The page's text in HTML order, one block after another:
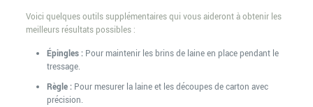
Voici quelques outils supplémentaires qui vous aideront à obtenir les
meilleurs résultats possibles :
Épingles :Pour maintenir les brins de laine en place pendant le
tressage.
Règle :Pour mesurer la laine et les découpes de carton avec
précision.